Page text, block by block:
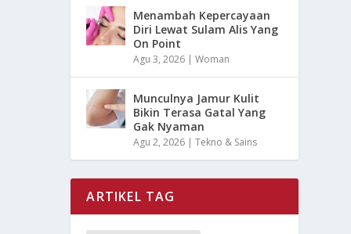
Menambah Kepercayaan
Diri Lewat Sulam Alis Yang
On Point
Agu 3, 2026 |Woman
Munculnya Jamur Kulit
Bikin Terasa Gatal Yang
Gak Nyaman
Agu 2, 2026 |Tekno & Sains
ARTIKEL TAG